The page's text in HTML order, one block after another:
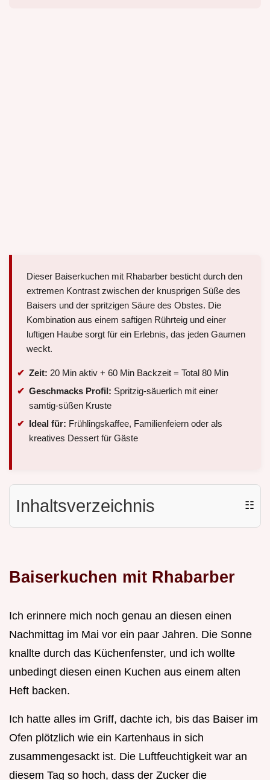
Dieser Baiserkuchen mit Rhabarber besticht durch den
extremen Kontrast zwischen der knusprigen Süße des
Baisers und der spritzigen Säure des Obstes. Die
Kombination aus einem saftigen Rührteig und einer
luftigen Haube sorgt für ein Erlebnis, das jeden Gaumen
weckt.
Zeit: 20 Min aktiv + 60 Min Backzeit = Total 80 Min
Geschmacks Profil: Spritzig-säuerlich mit einer
samtig-süßen Kruste
Ideal für: Frühlingskaffee, Familienfeiern oder als
kreatives Dessert für Gäste
Inhaltsverzeichnis ☷
Baiserkuchen mit Rhabarber
Ich erinnere mich noch genau an diesen einen
Nachmittag im Mai vor ein paar Jahren. Die Sonne
knallte durch das Küchenfenster, und ich wollte
unbedingt diesen einen Kuchen aus einem alten
Heft backen.
Ich hatte alles im Griff, dachte ich, bis das Baiser im
Ofen plötzlich wie ein Kartenhaus in sich
zusammengesackt ist. Die Luftfeuchtigkeit war an
diesem Tag so hoch, dass der Zucker die